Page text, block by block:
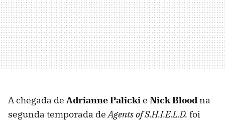
A chegada de Adrianne Palickie Nick Blood na
segunda temporada deAgents of S.H.I.E.L.D. foi